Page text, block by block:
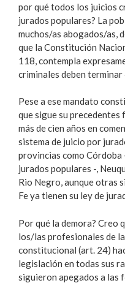
por qué todos los juicios
jurados populares? La
muchos/as abogados/as,
que la Constitución
118, contempla
criminales deben
Pese a ese mandato
que sigue su
más de cien años en
sistema de juicio por
provincias como Córdoba
jurados populares -,
Rio Negro, aunque otras
Fe ya tienen su ley de
Por qué la demora? Creo
los/las profesionales de
constitucional (art. 24)
legislación en todas sus
siguieron apegados a las